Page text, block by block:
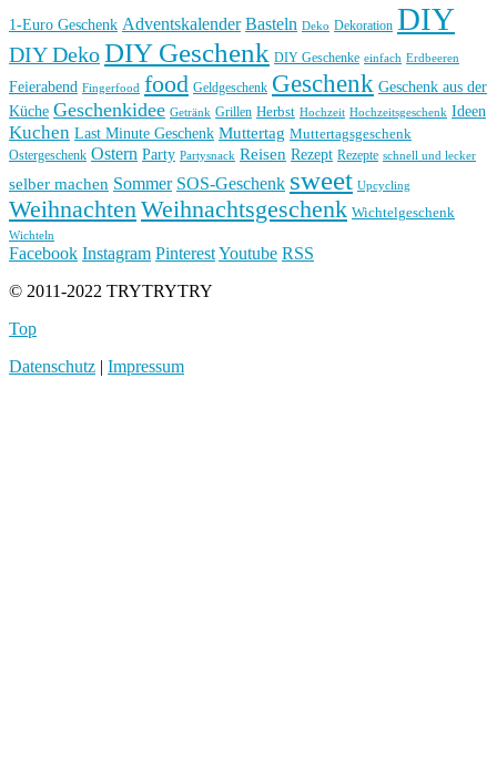
1-Euro Geschenk Adventskalender Basteln Deko Dekoration DIY
DIY DekoDIY Geschenk DIY Geschenke einfach Erdbeeren
Feierabend Fingerfood food Geldgeschenk Geschenk Geschenk aus der
Küche Geschenkidee Getränk Grillen Herbst Hochzeit Hochzeitsgeschenk Ideen
Kuchen Last Minute Geschenk Muttertag Muttertagsgeschenk
Ostergeschenk Ostern Party Partysnack Reisen Rezept Rezepte schnell und lecker
selber machen Sommer SOS-Geschenk sweet Upcycling
WeihnachtenWeihnachtsgeschenk Wichtelgeschenk
Wichteln
Facebook Instagram PinterestYoutube RSS
© 2011-2022 TRYTRYTRY
Top
Datenschutz
Impressum